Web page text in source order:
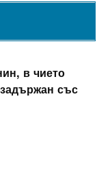
в чието
със